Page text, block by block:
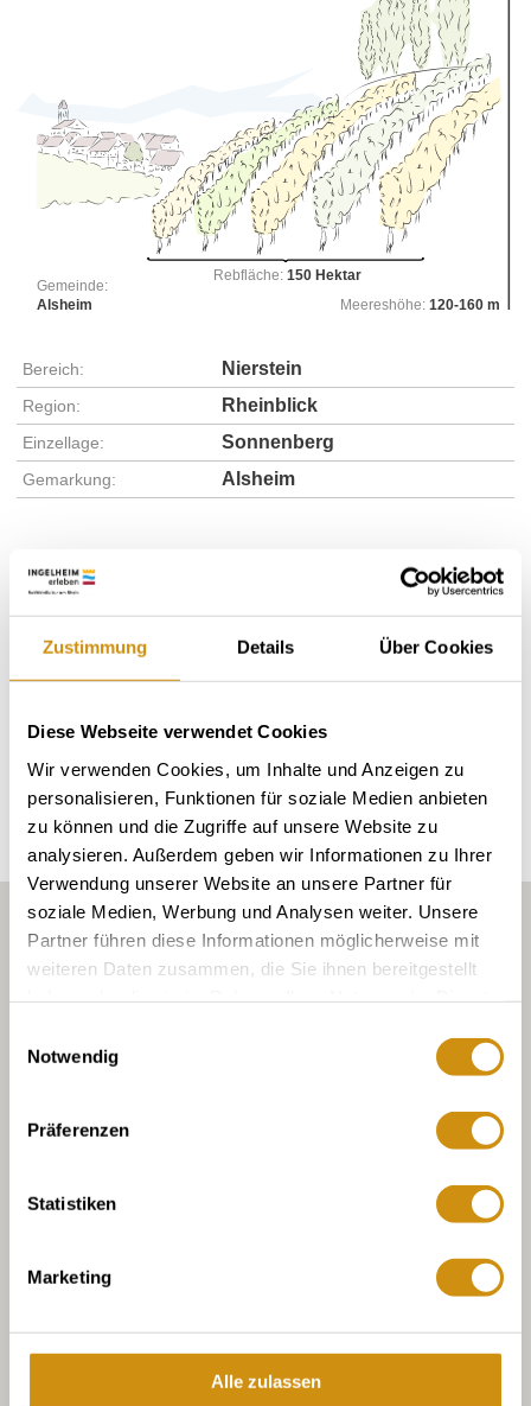
Zustimmung Details Über Cookies
Diese Webseite verwendet Cookies
Wir verwenden Cookies, um Inhalte und Anzeigen zu
personalisieren, Funktionen für soziale Medien anbieten
zu können und die Zugriffe auf unsere Website zu
analysieren. Außerdem geben wir Informationen zu Ihrer
Verwendung unserer Website an unsere Partner für
soziale Medien, Werbung und Analysen weiter. Unsere
Partner führen diese Informationen möglicherweise mit
weiteren Daten zusammen, die Sie ihnen bereitgestellt
Notwendig
Präferenzen
Statistiken
Marketing
Alle zulassen
Rebfläche: 150 Hektar
Gemeinde:
Alsheim
Meereshöhe: 120-160 m
Bereich: Nierstein
Region: Rheinblick
Einzellage: Sonnenberg
Gemarkung: Alsheim
Bodenarten
LÖSS/PARARENDZINA
Erkunden Sie die Umgebung
Weingüter